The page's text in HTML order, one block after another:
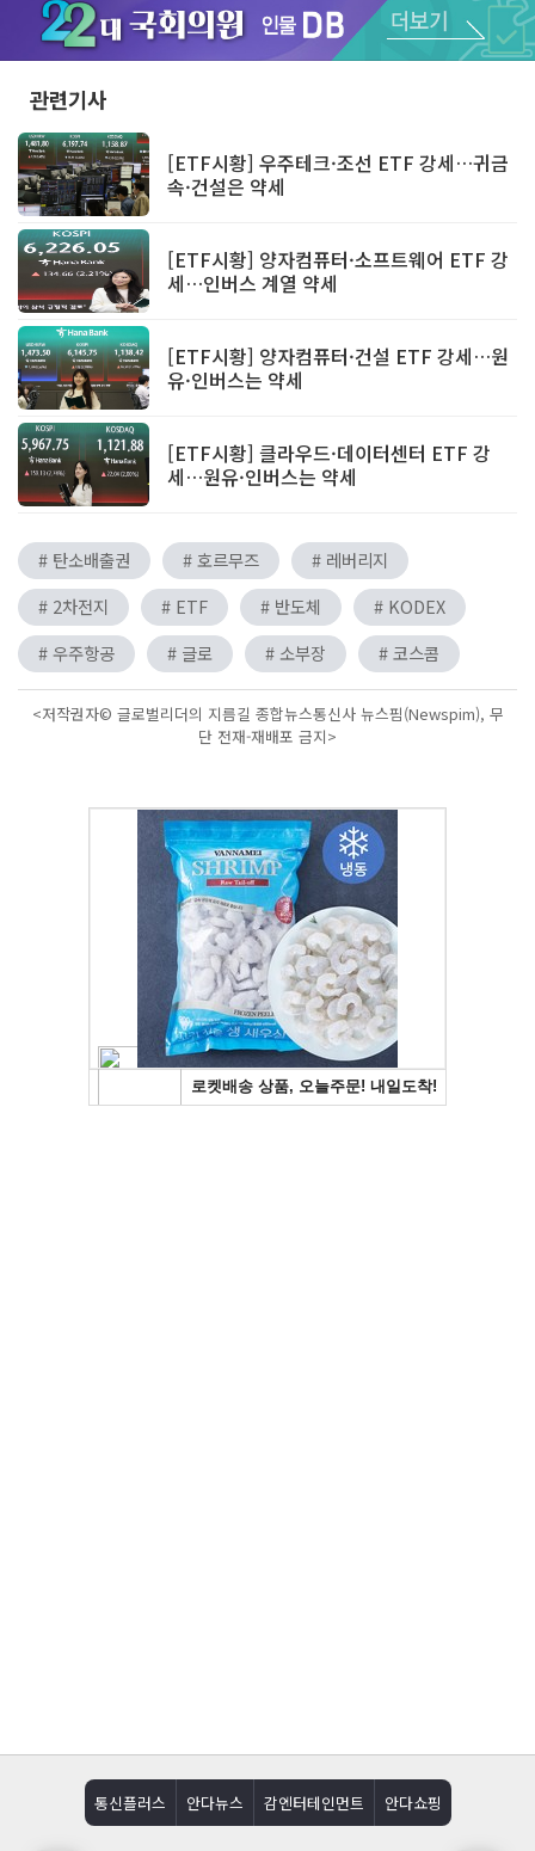
Unmute
관련기사
[ETF시황] 우주테크·조선 ETF 강세…귀금
속·건설은 약세
[ETF시황] 양자컴퓨터·소프트웨어 ETF 강
세…인버스 계열 약세
[ETF시황] 양자컴퓨터·건설 ETF 강세…원
유·인버스는 약세
[ETF시황] 클라우드·데이터센터 ETF 강
세…원유·인버스는 약세
# 탄소배출권 # 호르무즈
# 레버리지
# 2차전지
# ETF # 반도체
# KODEX
# 우주항공
# 글로 # 소부장 # 코스콤
<저작권자© 글로벌리더의 지름길 종합뉴스통신사 뉴스핌(Newspim), 무
단 전재-재배포 금지>
통신플러스 안다뉴스 감엔터테인먼트 안다쇼핑